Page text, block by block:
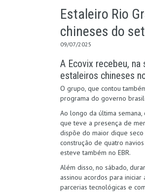
Estaleiro Rio
chineses do
09/07/2025
A Ecovix recebeu,
estaleiros chineses
O grupo, que contou
programa do governo
Ao longo da última semana,
que teve a presença de
dispõe do maior dique
construção de quatro
esteve também no EBR.
Além disso, no sábado,
assinou acordos para
parcerias tecnológicas e